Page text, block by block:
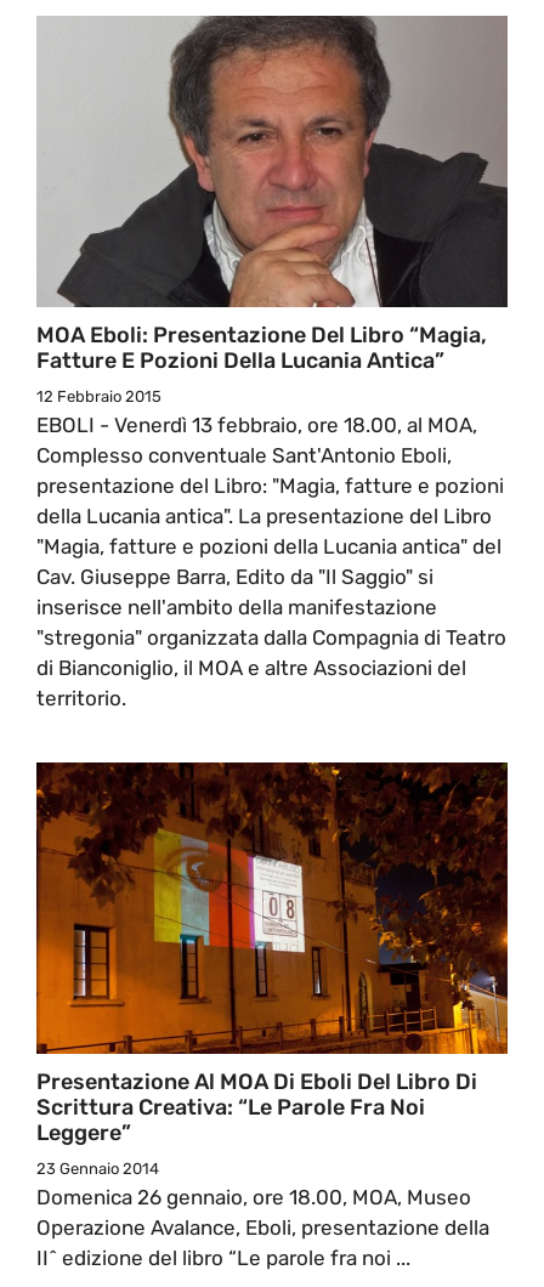
MOA Eboli: Presentazione Del Libro “Magia,
Fatture E Pozioni Della Lucania Antica”
12 Febbraio 2015
EBOLI - Venerdì 13 febbraio, ore 18.00, al MOA,
Complesso conventuale Sant'Antonio Eboli,
presentazione del Libro: "Magia, fatture e pozioni
della Lucania antica". La presentazione del Libro
"Magia, fatture e pozioni della Lucania antica" del
Cav. Giuseppe Barra, Edito da "Il Saggio" si
inserisce nell'ambito della manifestazione
"stregonia" organizzata dalla Compagnia di Teatro
di Bianconiglio, il MOA e altre Associazioni del
territorio.
Presentazione Al MOA Di Eboli Del Libro Di
Scrittura Creativa: “Le Parole Fra Noi
Leggere”
23 Gennaio 2014
Domenica 26 gennaio, ore 18.00, MOA, Museo
Operazione Avalance, Eboli, presentazione della
II^ edizione del libro “Le parole fra noi ...